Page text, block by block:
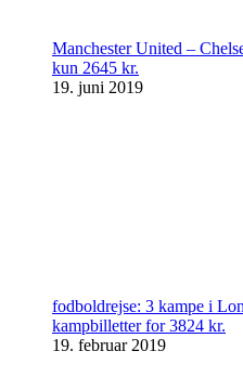
Manchester United –
kun 2645 kr.
19. juni 2019
fodboldrejse: 3 kampe i
kampbilletter for 3824 kr.
19. februar 2019